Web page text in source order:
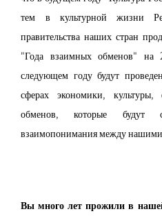
тем в культурной жизни
правительства наших стран
"Года взаимных обменов" на
следующем году будут
сферах экономики,
обменов, которые будут
взаимопонимания между
Вы много лет прожили в